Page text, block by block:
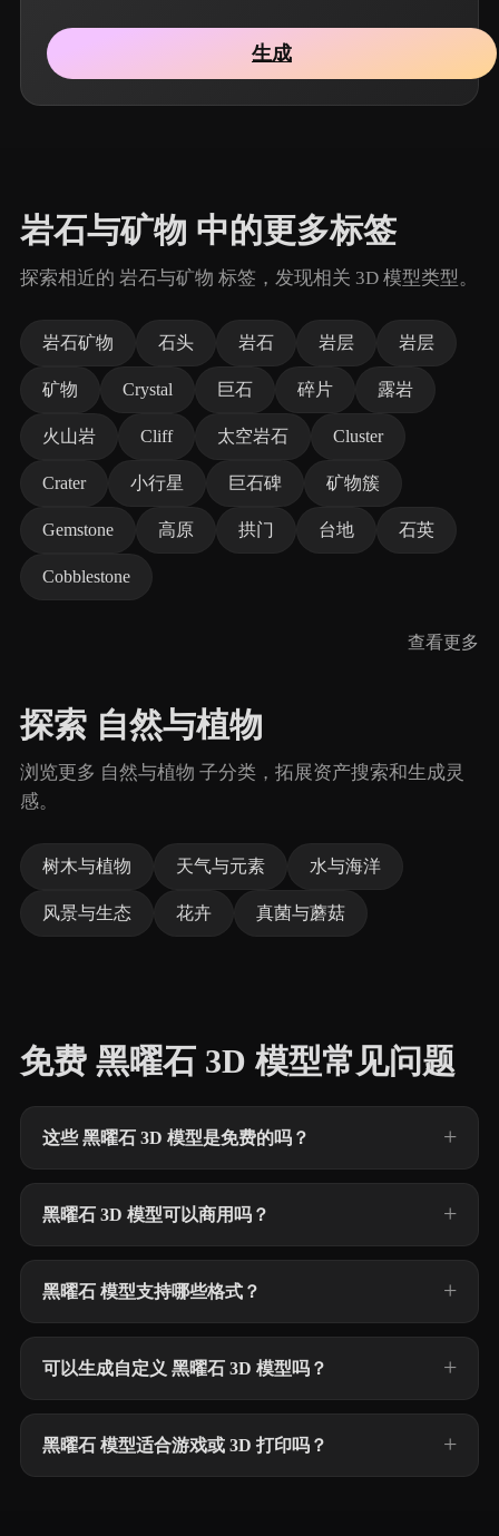
生成
岩石与矿物 中的更多标签
探索相近的 岩石与矿物 标签，发现相关 3D 模型类型。
岩石矿物 石头 岩石 岩层 岩层
矿物 Crystal 巨石 碎片 露岩
火山岩 Cliff 太空岩石 Cluster
Crater 小行星 巨石碑 矿物簇
Gemstone 高原 拱门 台地 石英
Cobblestone
查看更多
探索 自然与植物
浏览更多 自然与植物 子分类，拓展资产搜索和生成灵
感。
树木与植物 天气与元素 水与海洋
风景与生态 花卉 真菌与蘑菇
免费 黑曜石 3D 模型常见问题
这些 黑曜石 3D 模型是免费的吗？
黑曜石 3D 模型可以商用吗？
黑曜石 模型支持哪些格式？
可以生成自定义 黑曜石 3D 模型吗？
黑曜石 模型适合游戏或 3D 打印吗？